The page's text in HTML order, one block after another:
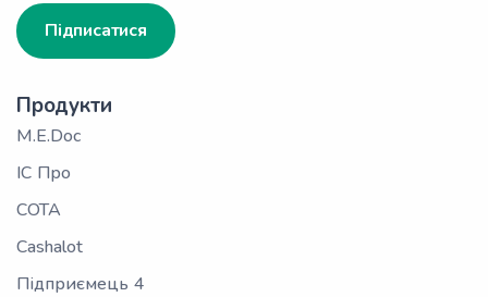
Підписатися
Продукти
M.E.Doc
ІС Про
СОТА
Cashalot
Підприємець 4